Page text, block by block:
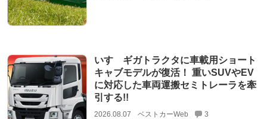
いすゞギガトラクタに車載用ショート
キャブモデルが復活！ 重いSUVやEV
に対応した車両運搬セミトレーラを牽
引する!!
2026.08.07 ベストカーWeb 3